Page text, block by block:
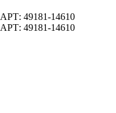
49181-14610
49181-14610